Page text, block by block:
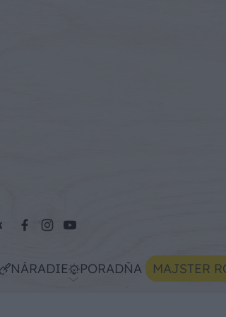
NÁRADIE PORADŇA MAJSTER